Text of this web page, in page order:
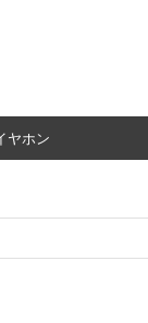
ヤホン